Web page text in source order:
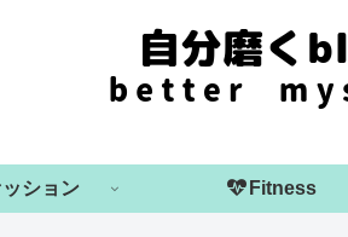
ション Fitness